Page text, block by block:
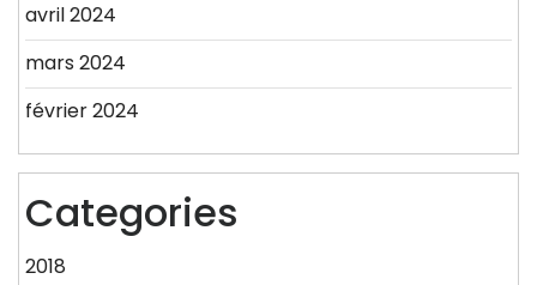
avril 2024
mars 2024
février 2024
Categories
2018